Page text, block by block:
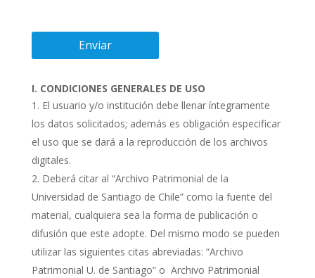
I. CONDICIONES GENERALES DE USO
El usuario y/o institución debe llenar íntegramente
los datos solicitados; además es obligación especificar
el uso que se dará a la reproducción de los archivos
digitales.
Deberá citar al “Archivo Patrimonial de la
Universidad de Santiago de Chile” como la fuente del
material, cualquiera sea la forma de publicación o
difusión que este adopte. Del mismo modo se pueden
utilizar las siguientes citas abreviadas: “Archivo
Patrimonial U. de Santiago” o Archivo Patrimonial